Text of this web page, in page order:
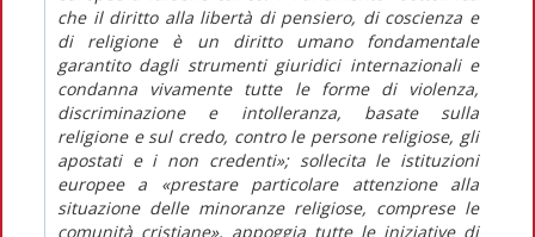
che il diritto alla libertà di pensiero, di coscienza e
di religione è un diritto umano fondamentale
garantito dagli strumenti giuridici internazionali e
condanna vivamente tutte le forme di violenza,
discriminazione e intolleranza, basate sulla
religione e sul credo, contro le persone religiose, gli
apostati e i non credenti»; sollecita le istituzioni
europee a «prestare particolare attenzione alla
situazione delle minoranze religiose, comprese le
comunità cristiane», appoggia tutte le iniziative di